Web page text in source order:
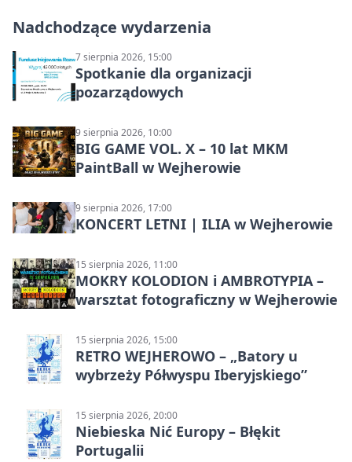
Nadchodzące wydarzenia
7 sierpnia 2026, 15:00
Spotkanie dla organizacji
pozarządowych
9 sierpnia 2026, 10:00
BIG GAME VOL. X – 10 lat MKM
PaintBall w Wejherowie
9 sierpnia 2026, 17:00
KONCERT LETNI | ILIA w Wejherowie
15 sierpnia 2026, 11:00
MOKRY KOLODION i AMBROTYPIA –
warsztat fotograficzny w Wejherowie
15 sierpnia 2026, 15:00
RETRO WEJHEROWO – „Batory u
wybrzeży Półwyspu Iberyjskiego”
15 sierpnia 2026, 20:00
Niebieska Nić Europy – Błękit
Portugalii